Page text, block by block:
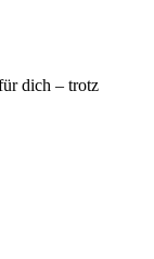
dich – trotz